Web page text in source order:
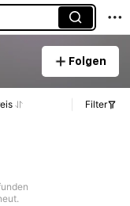
Folgen
Filter